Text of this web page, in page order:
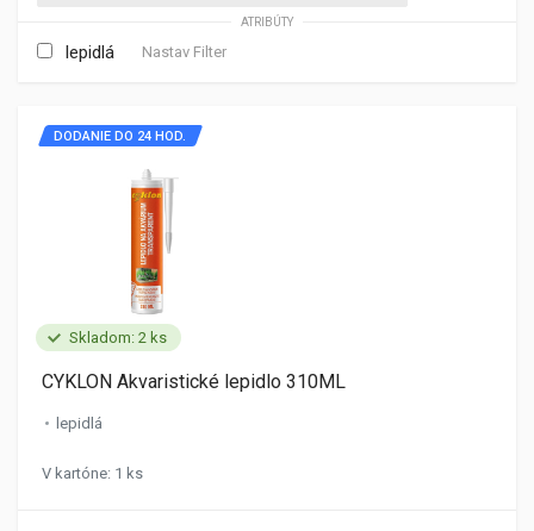
ATRIBÚTY
lepidlá Nastav Filter
Skladom: 2 ks
DODANIE DO 24 HOD.
CYKLON Akvaristické lepidlo 310ML
lepidlá
V kartóne: 1 ks